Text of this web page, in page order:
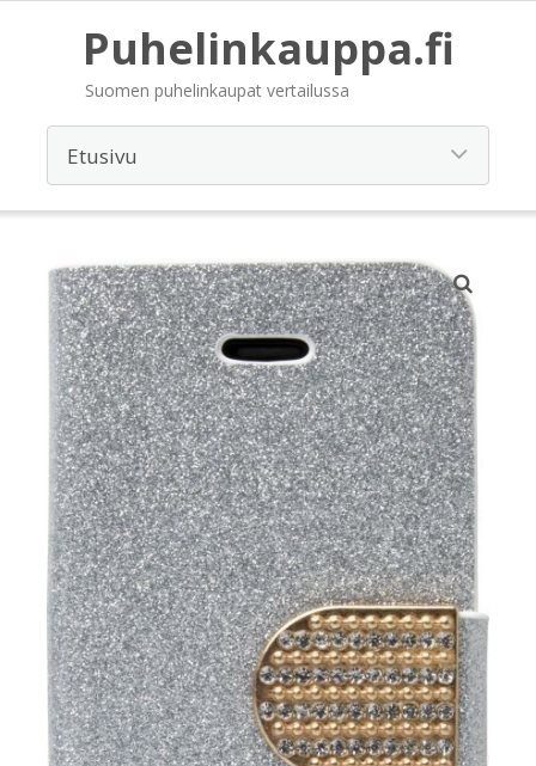
Puhelinkauppa.fi
Suomen puhelinkaupat vertailussa